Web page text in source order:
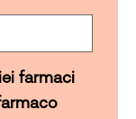
originali siano
farmaci